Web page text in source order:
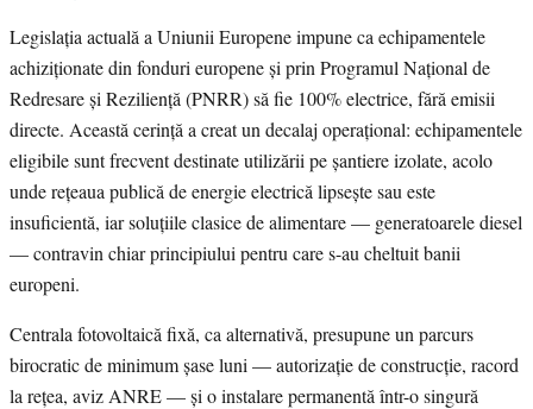
Legislația actuală a Uniunii Europene impune ca echipamentele
achiziționate din fonduri europene și prin Programul Național de
Redresare și Reziliență (PNRR) să fie 100% electrice, fără emisii
directe. Această cerință a creat un decalaj operațional: echipamentele
eligibile sunt frecvent destinate utilizării pe șantiere izolate, acolo
unde rețeaua publică de energie electrică lipsește sau este
insuficientă, iar soluțiile clasice de alimentare — generatoarele diesel
— contravin chiar principiului pentru care s-au cheltuit banii
europeni.
Centrala fotovoltaică fixă, ca alternativă, presupune un parcurs
birocratic de minimum șase luni — autorizație de construcție, racord
la rețea, aviz ANRE — și o instalare permanentă într-o singură